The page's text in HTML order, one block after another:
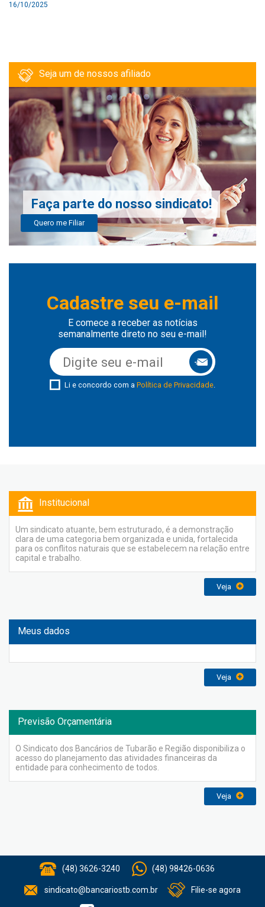
16/10/2025
Seja um de nossos afiliado
Faça parte do nosso sindicato!
Quero me Filiar
Cadastre seu e-mail
E comece a receber as notícias
semanalmente direto no seu e-mail!
Li e concordo com a Política de Privacidade.
Institucional
Um sindicato atuante, bem estruturado, é a demonstração
clara de uma categoria bem organizada e unida, fortalecida
para os conflitos naturais que se estabelecem na relação entre
capital e trabalho.
Veja
Meus dados
Veja
Previsão Orçamentária
O Sindicato dos Bancários de Tubarão e Região disponibiliza o
acesso do planejamento das atividades financeiras da
entidade para conhecimento de todos.
Veja
(48) 3626-3240 (48) 98426-0636
sindicato@bancariostb.com.br Filie-se agora